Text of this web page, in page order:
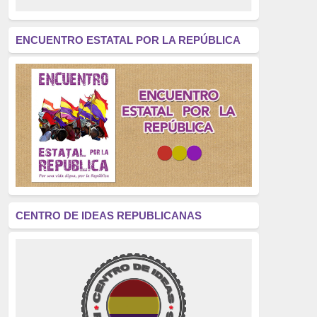
América Latina
(305)
Exhumación
(304)
Golpe de Estado
(304)
Brigadas Internacionales
(303)
pensamiento
(294)
Revisionismo
(289)
La Transición
(275)
educación pública
(270)
La Izquierda
(260)
ENCUENTRO ESTATAL POR LA REPÚBLICA
CENTRO DE IDEAS REPUBLICANAS